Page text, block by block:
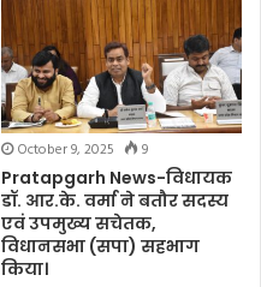
October 9, 2025
9
Pratapgarh News-विधायक
डॉ. आर.के. वर्मा ने बतौर सदस्य
एवं उपमुख्य सचेतक,
विधानसभा (सपा) सहभाग
किया।